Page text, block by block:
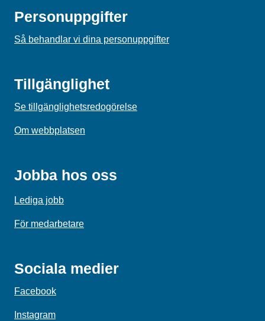
Personuppgifter
Så behandlar vi dina personuppgifter
Tillgänglighet
Se tillgänglighetsredogörelse
Om webbplatsen
Jobba hos oss
Lediga jobb
För medarbetare
Sociala medier
Facebook
Instagram